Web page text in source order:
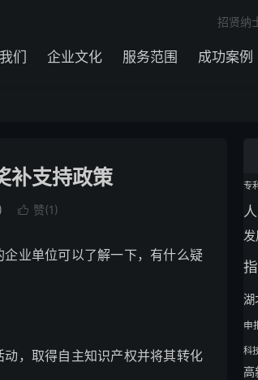
们 企业文化 服务范围 成功案例
招贤纳
补支持政策
 赞(1)
业单位可以了解一下，有什么疑
，取得自主知识产权并将其转化
专利
湖
申
科
高